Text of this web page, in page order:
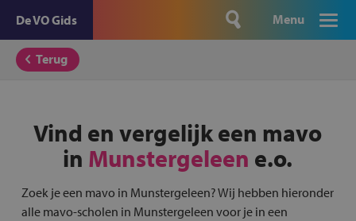
De VO Gids Menu
Terug
Vind en vergelijk een mavo
in Munstergeleen e.o.
Zoek je een mavo in Munstergeleen? Wij hebben hieronder
alle mavo-scholen in Munstergeleen voor je in een